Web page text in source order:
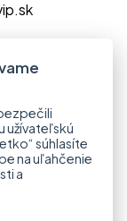
užívateľskú
súhlasíte
na uľahčenie
a